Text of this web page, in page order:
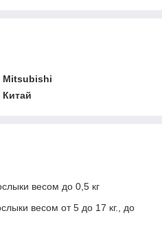
Mitsubishi
Китай
весом до 0,5 кг
весом от 5 до 17 кг., до